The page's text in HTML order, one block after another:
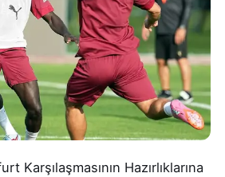
Karşılaşmasının Hazırlıklarına